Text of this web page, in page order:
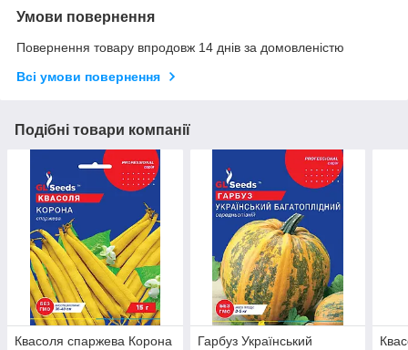
Умови повернення
Повернення товару впродовж 14 днів за домовленістю
Всі умови повернення
Подібні товари компанії
Квасоля спаржева Корона
Гарбуз Український